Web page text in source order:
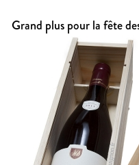
Grand plus pour la fête